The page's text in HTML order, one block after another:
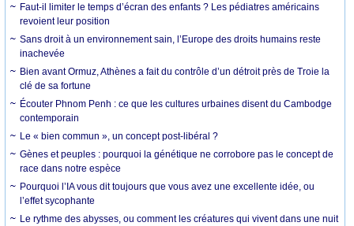
Faut-il limiter le temps d’écran des enfants ? Les pédiatres américains
revoient leur position
Sans droit à un environnement sain, l’Europe des droits humains reste
inachevée
Bien avant Ormuz, Athènes a fait du contrôle d’un détroit près de Troie la
clé de sa fortune
Écouter Phnom Penh : ce que les cultures urbaines disent du Cambodge
contemporain
Le « bien commun », un concept post-libéral ?
Gènes et peuples : pourquoi la génétique ne corrobore pas le concept de
race dans notre espèce
Pourquoi l’IA vous dit toujours que vous avez une excellente idée, ou
l’effet sycophante
Le rythme des abysses, ou comment les créatures qui vivent dans une nuit